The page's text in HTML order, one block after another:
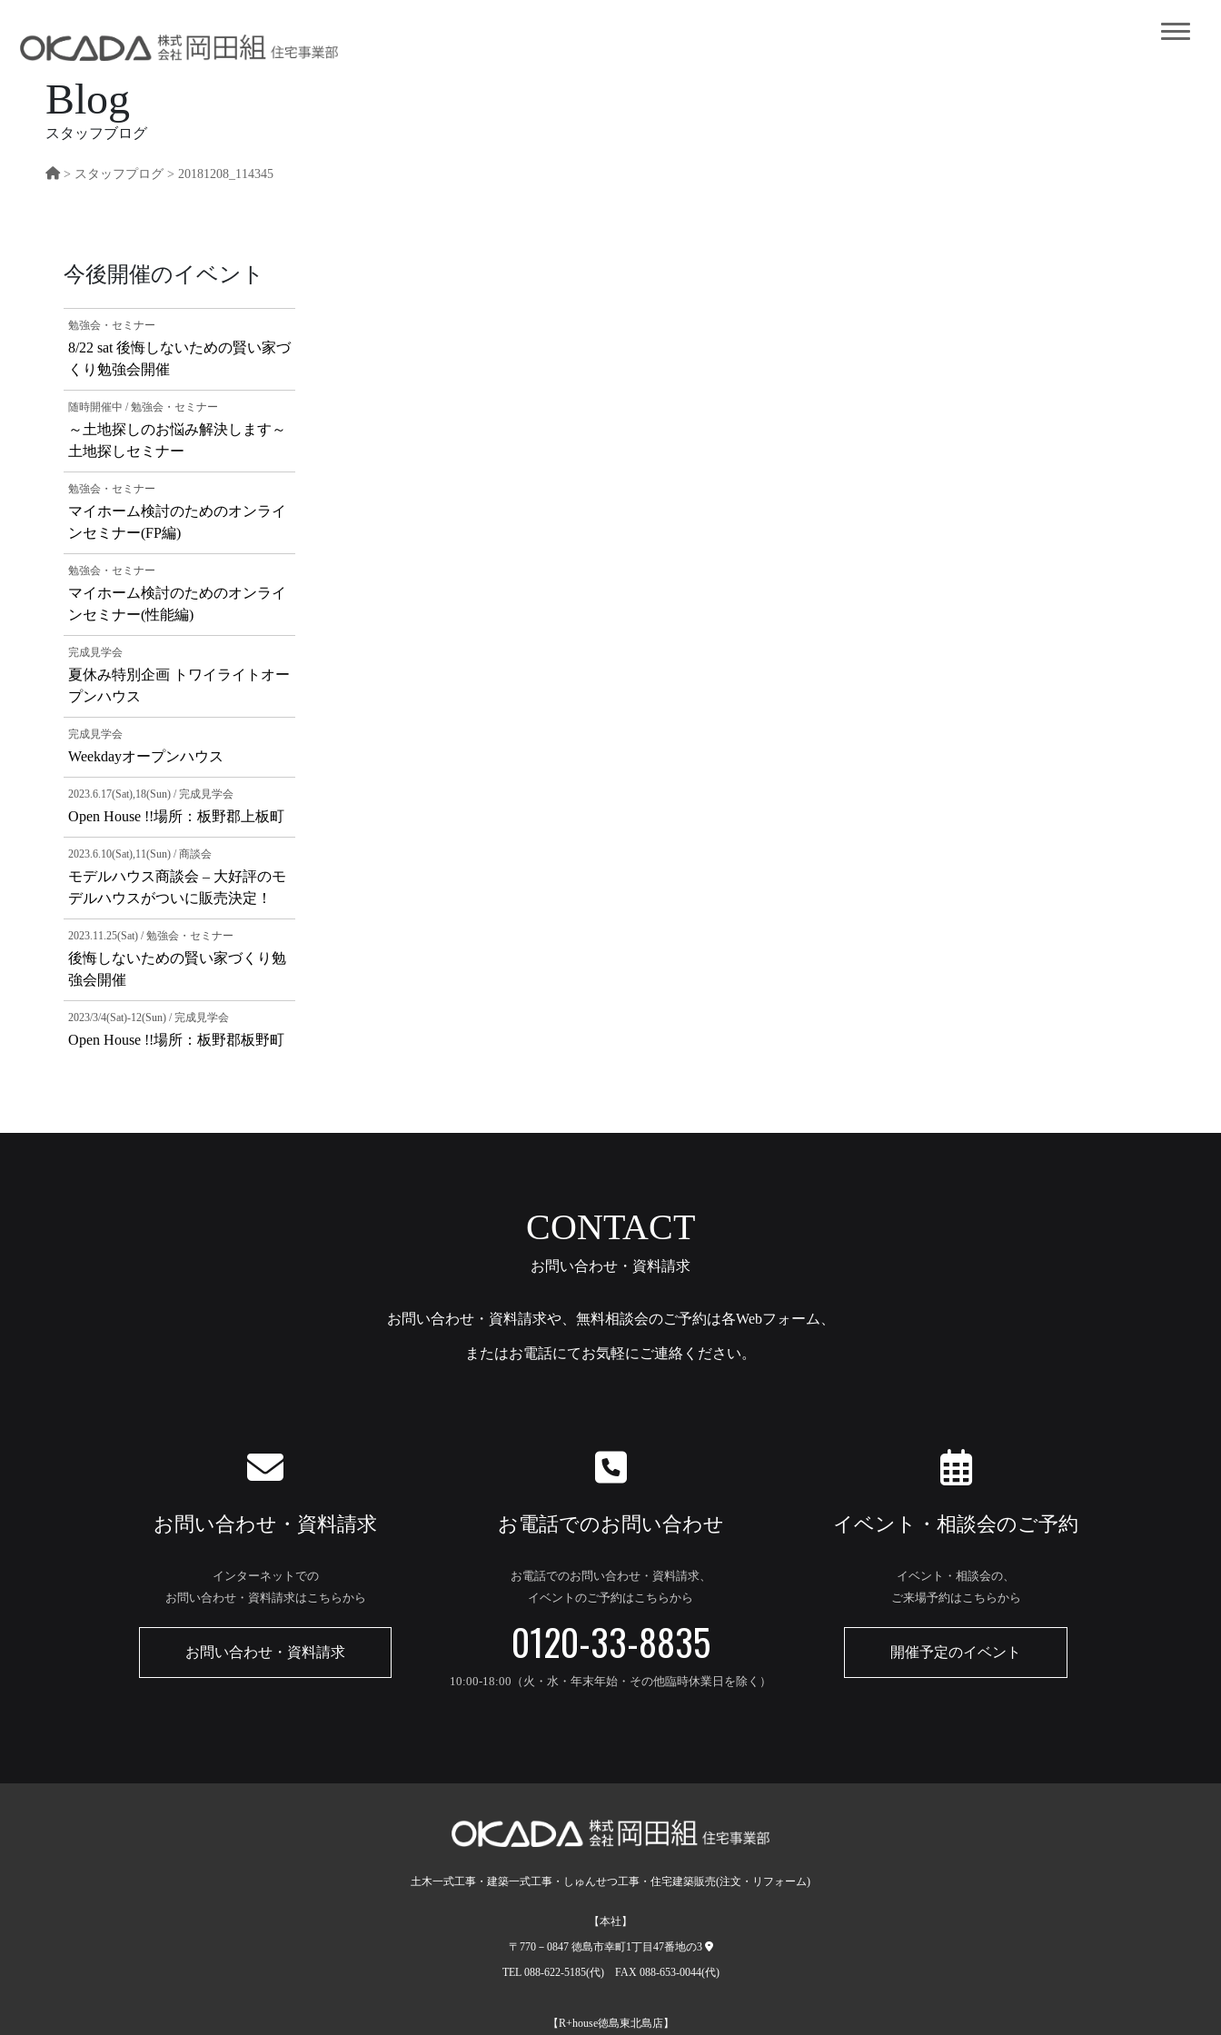
Blog
スタッフブログ
> スタッフプログ > 20181208_114345
今後開催のイベント
勉強会・セミナー
8/22 sat 後悔しないための賢い家づ
くり勉強会開催
随時開催中 / 勉強会・セミナー
～土地探しのお悩み解決します～
土地探しセミナー
勉強会・セミナー
マイホーム検討のためのオンライ
ンセミナー(FP編)
勉強会・セミナー
マイホーム検討のためのオンライ
ンセミナー(性能編)
完成見学会
夏休み特別企画 トワイライトオー
プンハウス
完成見学会
Weekdayオープンハウス
2023.6.17(Sat),18(Sun) / 完成見学会
Open House !!場所：板野郡上板町
2023.6.10(Sat),11(Sun) / 商談会
モデルハウス商談会 – 大好評のモ
デルハウスがついに販売決定！
2023.11.25(Sat) / 勉強会・セミナー
後悔しないための賢い家づくり勉
強会開催
2023/3/4(Sat)-12(Sun) / 完成見学会
Open House !!場所：板野郡板野町
CONTACT
お問い合わせ・資料請求
お問い合わせ・資料請求や、無料相談会のご予約は各Webフォーム、
またはお電話にてお気軽にご連絡ください。
お問い合わせ・資料請求
インターネットでの
お問い合わせ・資料請求はこちらから
お問い合わせ・資料請求
お電話でのお問い合わせ
お電話でのお問い合わせ・資料請求、
イベントのご予約はこちらから
0120-33-8835
10:00-18:00（火・水・年末年始・その他臨時休業日を除く）
イベント・相談会のご予約
イベント・相談会の、
ご来場予約はこちらから
開催予定のイベント
土木一式工事・建築一式工事・しゅんせつ工事・住宅建築販売(注文・リフォーム)
【本社】
〒770－0847 徳島市幸町1丁目47番地の3
TEL 088-622-5185(代) FAX 088-653-0044(代)
【R+house徳島東北島店】